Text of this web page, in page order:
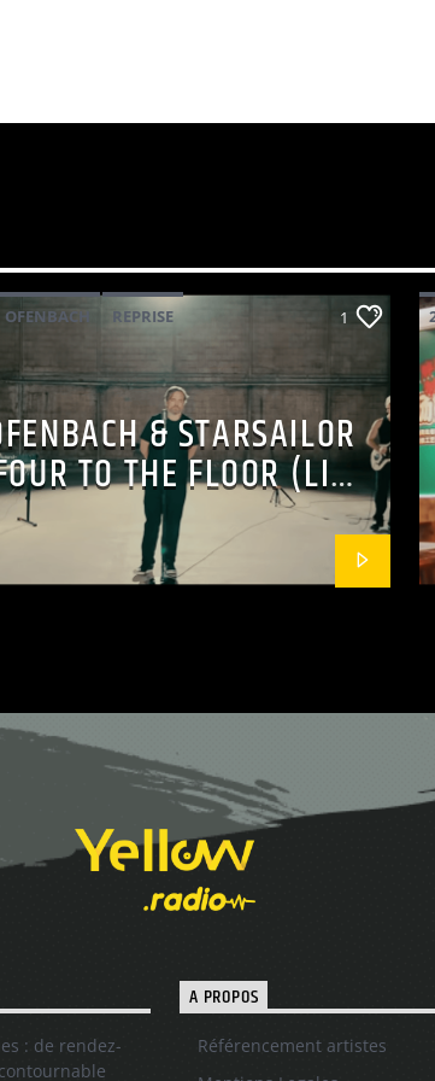
OFENBACH
REPRISE
1
& STARSAILOR
TO THE FLOOR (LIVE
SESSION)
: de rendez-
A PROPOS
Référencement artistes